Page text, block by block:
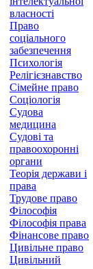
власності
Право
соціального
забезпечення
Психологія
Релігієзнавство
Сімейне право
Соціологія
Судова
медицина
Судові та
правоохоронні
органи
Теорія держави і
права
Трудове право
Філософія
Філософія права
Фінансове право
Цивільне право
Цивільний